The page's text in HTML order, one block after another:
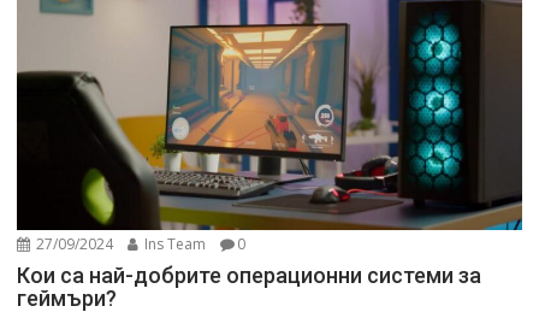
27/09/2024 Ins Team 0
Кои са най-добрите операционни системи за
геймъри?